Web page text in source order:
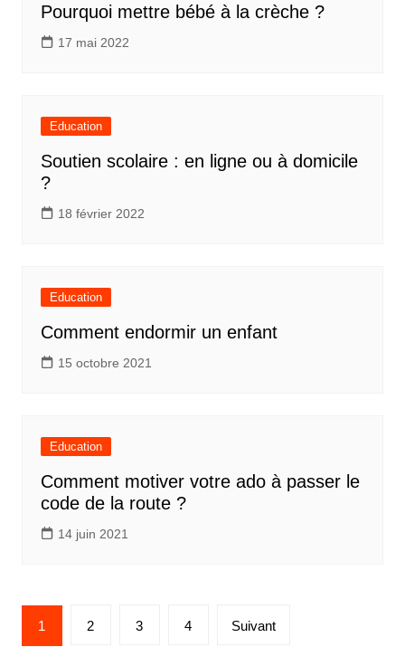
Pourquoi mettre bébé à la crèche ?
17 mai 2022
Education
Soutien scolaire : en ligne ou à domicile
?
18 février 2022
Education
Comment endormir un enfant
15 octobre 2021
Education
Comment motiver votre ado à passer le
code de la route ?
14 juin 2021
Pagination
1 2 3 4 Suivant